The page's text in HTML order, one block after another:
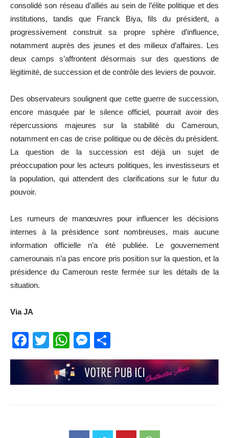
consolidé son réseau d’alliés au sein de l’élite politique et des
institutions, tandis que Franck Biya, fils du président, a
progressivement construit sa propre sphère d’influence,
notamment auprès des jeunes et des milieux d’affaires. Les
deux camps s’affrontent désormais sur des questions de
légitimité, de succession et de contrôle des leviers de pouvoir.
Des observateurs soulignent que cette guerre de succession,
encore masquée par le silence officiel, pourrait avoir des
répercussions majeures sur la stabilité du Cameroun,
notamment en cas de crise politique ou de décès du président.
La question de la succession est déjà un sujet de
préoccupation pour les acteurs politiques, les investisseurs et
la population, qui attendent des clarifications sur le futur du
pouvoir.
Les rumeurs de manœuvres pour influencer les décisions
internes à la présidence sont nombreuses, mais aucune
information officielle n’a été publiée. Le gouvernement
camerounais n’a pas encore pris position sur la question, et la
présidence du Cameroun reste fermée sur les détails de la
situation.
Via JA
Facebook
TwitterWhatsApp
Messenger